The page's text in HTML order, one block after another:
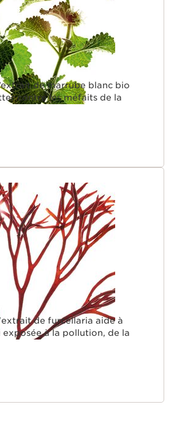
de marrube blanc bio
contre les méfaits de la
de furcellaria aide à
à la pollution, de la